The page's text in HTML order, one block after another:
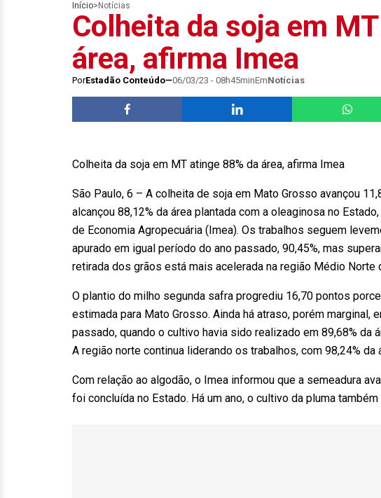
Início> Notícias
Colheita da soja em
área, afirma Imea
PorEstadão Conteúdo 06/03/23 - 08h45minEmNotícias
Colheita da soja em MT atinge 88% da área, afirma Imea
São Paulo, 6 – A colheita de soja em Mato Grosso avançou
alcançou 88,12% da área plantada com a oleaginosa no
de Economia Agropecuária (Imea). Os trabalhos seguem
apurado em igual período do ano passado, 90,45%, mas
retirada dos grãos está mais acelerada na região Médio Norte
O plantio do milho segunda safra progrediu 16,70 pontos
estimada para Mato Grosso. Ainda há atraso, porém marginal,
passado, quando o cultivo havia sido realizado em 89,68% da
A região norte continua liderando os trabalhos, com 98,24% da
Com relação ao algodão, o Imea informou que a semeadura
foi concluída no Estado. Há um ano, o cultivo da pluma